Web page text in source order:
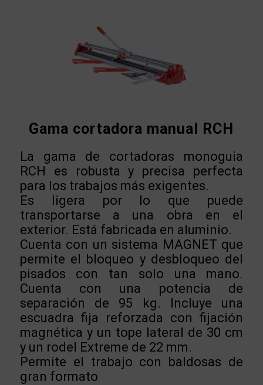
Gama cortadora manual RCH
La gama de cortadoras monoguia
RCH es robusta y precisa perfecta
para los trabajos más exigentes.
Es ligera por lo que puede
transportarse a una obra en el
exterior. Está fabricada en aluminio.
Cuenta con un sistema MAGNET que
permite el bloqueo y desbloqueo del
pisados con tan solo una mano.
Cuenta con una potencia de
separación de 95 kg. Incluye una
escuadra fija reforzada con fijación
magnética y un tope lateral de 30 cm
y un rodel Extreme de 22 mm.
Permite el trabajo con baldosas de
gran formato